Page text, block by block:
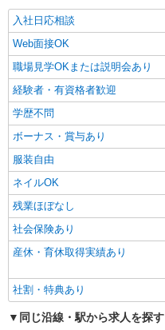
入社日応相談
Web面接OK
職場見学OKまたは説明会あり
経験者・有資格者歓迎
学歴不問
ボーナス・賞与あり
服装自由
ネイルOK
残業ほぼなし
社会保険あり
産休・育休取得実績あり
社割・特典あり
同じ沿線・駅から求人を探す